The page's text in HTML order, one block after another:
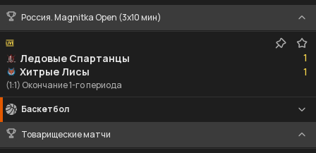
Россия. Magnitka Open (3х10 мин)
Ледовые Спартанцы
Хитрые Лисы
1
11
1
(1:1) Окончание 1-го периода
Баскетбол
Товарищеские матчи